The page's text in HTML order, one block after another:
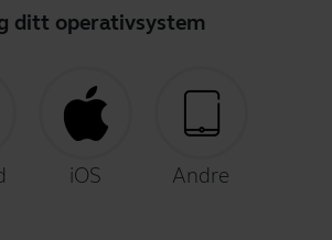
ditt operativsystem
iOS Andre